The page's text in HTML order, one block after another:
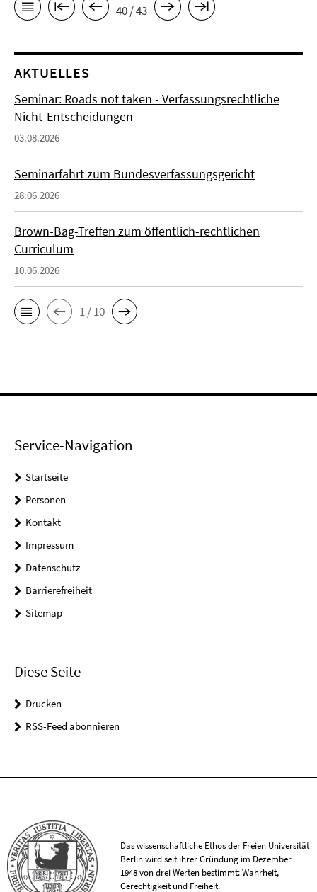
40 / 43
AKTUELLES
Seminar: Roads not taken - Verfassungsrechtliche
Nicht-Entscheidungen
03.08.2026
Seminarfahrt zum Bundesverfassungsgericht
28.06.2026
Brown-Bag-Treffen zum öffentlich-rechtlichen
Curriculum
10.06.2026
1 / 10
Service-Navigation
Startseite
Personen
Kontakt
Impressum
Datenschutz
Barrierefreiheit
Sitemap
Diese Seite
Drucken
RSS-Feed abonnieren
Das wissenschaftliche Ethos der Freien Universität
Berlin wird seit ihrer Gründung im Dezember
1948 von drei Werten bestimmt: Wahrheit,
Gerechtigkeit und Freiheit.